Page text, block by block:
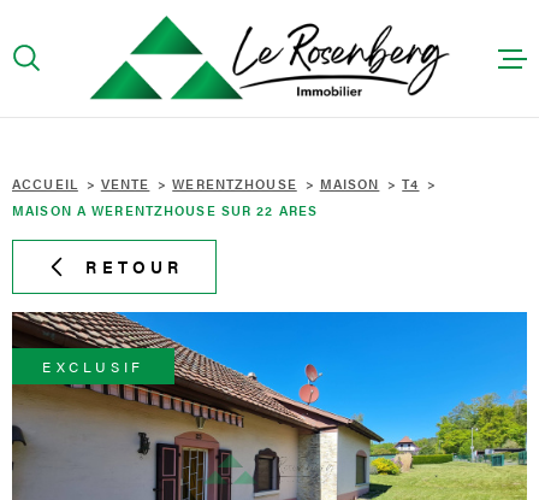
lamenu
contenu
CONTACT
ACCUEIL VENTE WERENTZHOUSE MAISON
T4
MAISON A WERENTZHOUSE SUR 22 ARES
RETOUR
EXCLUSIF